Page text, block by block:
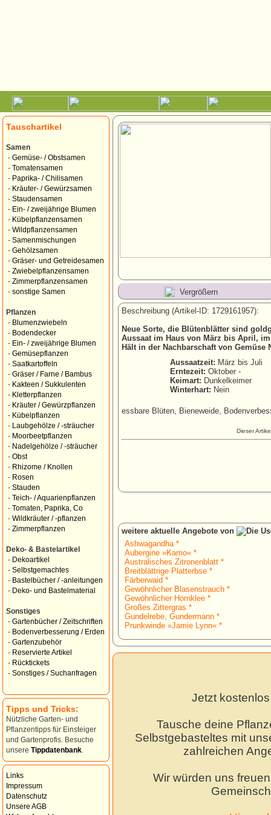
Tauschartikel
Samen
- Gemüse- / Obstsamen
- Tomatensamen
- Paprika- / Chilisamen
- Kräuter- / Gewürzsamen
- Staudensamen
- Ein- / zweijährige Blumen
- Kübelpflanzensamen
- Wildpflanzensamen
- Samenmischungen
- Gehölzsamen
- Gräser- und Getreidesamen
- Zwiebelpflanzensamen
- Zimmerpflanzensamen
- sonstige Samen
Pflanzen
- Blumenzwiebeln
- Bodendecker
- Ein- / zweijährige Blumen
- Gemüsepflanzen
- Saatkartoffeln
- Gräser / Farne / Bambus
- Kakteen / Sukkulenten
- Kletterpflanzen
- Kräuter / Gewürzpflanzen
- Kübelpflanzen
-
Laubgehölze / -sträucher
- Moorbeetpflanzen
- Nadelgehölze / -sträucher
- Obst
- Rhizome / Knollen
- Rosen
- Stauden
- Teich- / Aquarienpflanzen
- Tomaten, Paprika, Co
- Wildkräuter / -pflanzen
- Zimmerpflanzen
Deko- & Bastelartikel
- Dekoartikel
- Selbstgemachtes
- Bastelbücher / -anleitungen
- Deko- und Bastelmaterial
Sonstiges
- Gartenbücher / Zeitschriften
- Bodenverbesserung / Erden
- Gartenzubehör
- Reservierte Artikel
- Rücktickets
- Sonstiges / Suchanfragen
Tipps und Tricks:
Nützliche Garten- und
Pflanzentipps für Einsteiger
und Gartenprofis. Besuche
unsere Tippdatenbank
Links
Impressum
Datenschutz
Unsere AGB
Vergrößern
Beschreibung (Artikel-ID: 1729161957):
Neue Sorte, die Blütenblätter sind
Aussaat im Haus von März bis April,
Hält in der Nachbarschaft von Gemüse
Aussaatzeit: März bis Juli
Erntezeit: Oktober -
Keimart: Dunkelkeimer
Winterhart: Nein
essbare Blüten, Bieneweide,
Dieser
weitere aktuelle Angebote von
Ashwagandha *
Aubergine »Kamo« *
Australisches Zitronenblatt *
Breitblättrige Platterbse *
Färberwaid *
Gewöhnlicher Blasenstrauch *
Gewöhnlicher Hornklee *
Großes Zittergras *
Gundelrebe, Gundermann *
Prunkwinde »Jamie Lynn« *
Jetzt
Tausche deine
Selbstgebasteltes mit
zahlreichen
Wir würden uns